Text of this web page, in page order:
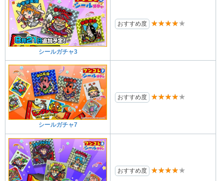
シールガチャ3
おすすめ度 ★★★★★
シールガチャ7
おすすめ度 ★★★★★
おすすめ度 ★★★★★